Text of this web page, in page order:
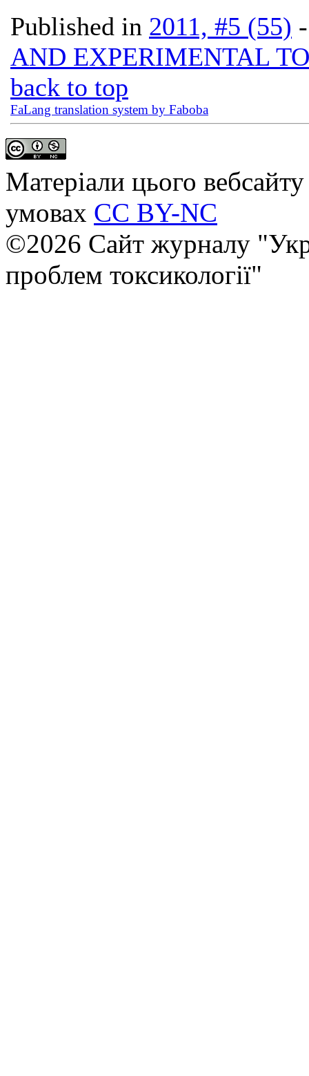
Published in 2011, #5 (55)
AND EXPERIMENTAL
back to top
FaLang translation system by Faboba
Матеріали цього
умовах CC BY-NC
©2026 Сайт журналу
проблем токсикології"